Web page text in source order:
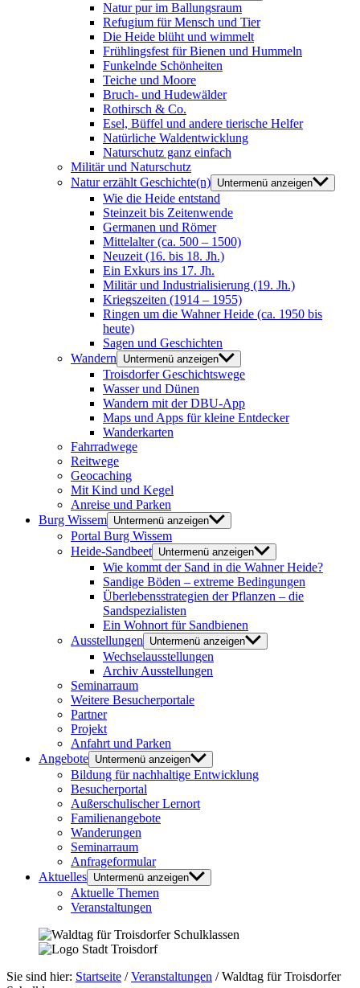
Natur pur im Ballungsraum
Refugium für Mensch und Tier
Die Heide blüht und wimmelt
Frühlingsfest für Bienen und Hummeln
Funkelnde Schönheiten
Teiche und Moore
Bruch- und Hudewälder
Rothirsch & Co.
Esel, Büffel und andere tierische Helfer
Natürliche Waldentwicklung
Naturschutz ganz einfach
Militär und Naturschutz
Natur erzählt Geschichte(n) Untermenü anzeigen
Wie die Heide entstand
Steinzeit bis Zeitenwende
Germanen und Römer
Mittelalter (ca. 500 – 1500)
Neuzeit (16. bis 18. Jh.)
Ein Exkurs ins 17. Jh.
Militär und Industrialisierung (19. Jh.)
Kriegszeiten (1914 – 1955)
Ringen um die Wahner Heide (ca. 1950 bis
heute)
Sagen und Geschichten
Wandern
Untermenü anzeigen
Troisdorfer Geschichtswege
Wasser und Dünen
Wandern mit der DBU-App
Maps und Apps für kleine Entdecker
Wanderkarten
Fahrradwege
Reitwege
Geocaching
Mit Kind und Kegel
Anreise und Parken
Burg Wissem Untermenü anzeigen
Portal Burg Wissem
Heide-Sandbeet Untermenü anzeigen
Wie kommt der Sand in die Wahner Heide?
Sandige Böden – extreme Bedingungen
Überlebensstrategien der Pflanzen – die
Sandspezialisten
Ein Wohnort für Sandbienen
Ausstellungen
Untermenü anzeigen
Wechselausstellungen
Archiv Ausstellungen
Seminarraum
Weitere Besucherportale
Partner
Projekt
Anfahrt und Parken
Angebote Untermenü anzeigen
Bildung für nachhaltige Entwicklung
Besucherportal
Außerschulischer Lernort
Familienangebote
Wanderungen
Seminarraum
Anfrageformular
Aktuelles Untermenü anzeigen
Aktuelle Themen
Veranstaltungen
Sie sind hier: Startseite /Veranstaltungen /Waldtag für Troisdorfer